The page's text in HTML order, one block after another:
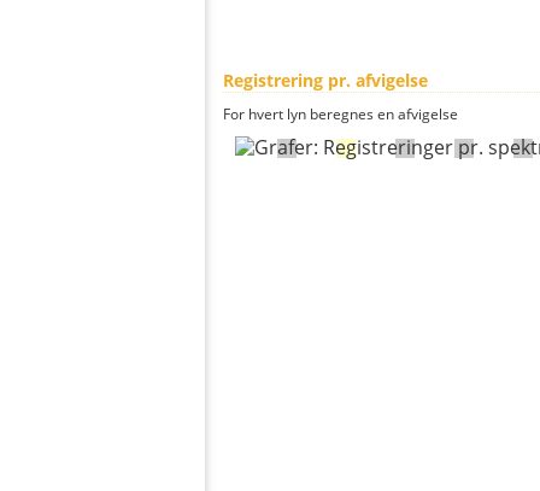
Registrering pr. afvigelse
For hvert lyn beregnes en afvigelse